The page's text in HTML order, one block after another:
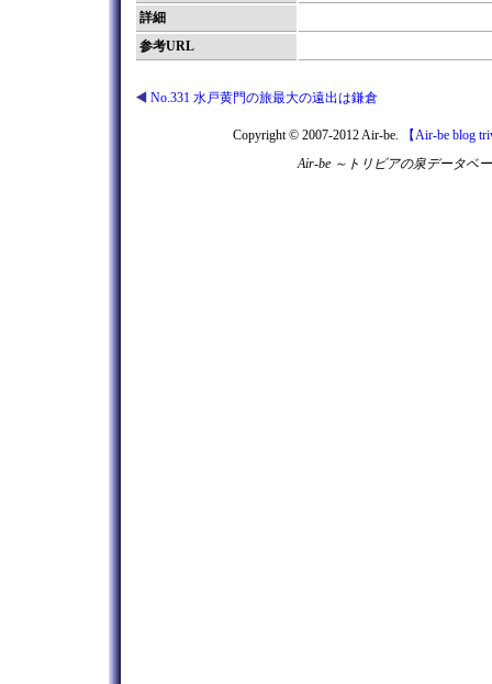
詳細
参考URL
No.331 水戸黄門の旅最大の遠出は鎌倉
Copyright © 2007-2012 Air-be.
【Air-be blog
Air-be ～トリビアの泉データベ